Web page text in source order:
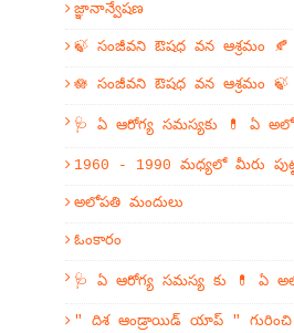
జ్ఞానాన్వేషణ
🍃 సంజీవని ఔషధ వన ఆశ్రమం 🍂
🪷 సంజీవని ఔషధ వన ఆశ్రమం 🍃
🩺 ఏ ఆరోగ్య సమస్యకు 💊 ఏ
1960 - 1990 మధ్యలో మీరు
అలోపతి మందులు
ఓంకారం
🩺 ఏ ఆరోగ్య సమస్య కు 💊 ఏ
" దిశ ఆండ్రాయిడ్ యాప్ " గురించి